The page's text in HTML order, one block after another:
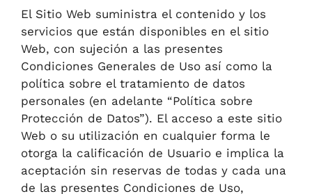
El Sitio Web suministra el contenido y los
servicios que están disponibles en el sitio
Web, con sujeción a las presentes
Condiciones Generales de Uso así como la
política sobre el tratamiento de datos
personales (en adelante “Política sobre
Protección de Datos”). El acceso a este sitio
Web o su utilización en cualquier forma le
otorga la calificación de Usuario e implica la
aceptación sin reservas de todas y cada una
de las presentes Condiciones de Uso,